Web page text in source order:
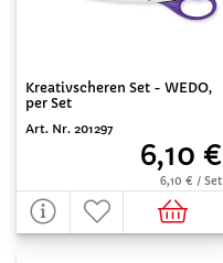
Kreativscheren Set - WEDO,
per Set
Art. Nr. 201297
6,10 €
6,10 € / Set